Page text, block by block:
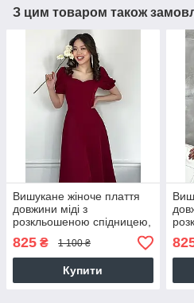
З цим товаром також
Вишукане жіноче плаття
довжини міді з
розкльошеною спідницею,
бордове
825 ₴ 1 100 ₴
Купити